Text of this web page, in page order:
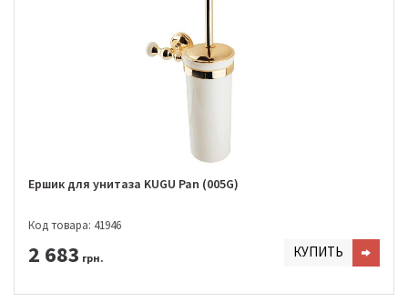
Ершик для унитаза KUGU Pan (005G)
Код товара: 41946
2 683 грн. КУПИТЬ